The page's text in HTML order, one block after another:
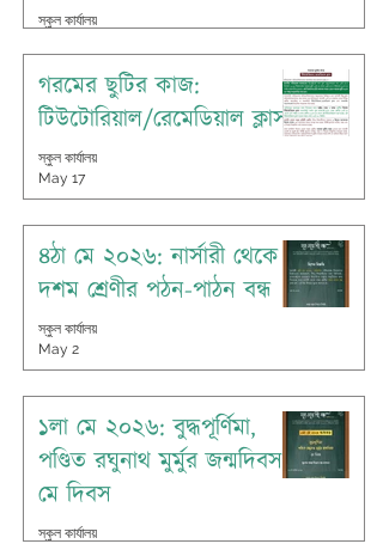
স্কুল কার্যালয়
গরমের ছুটির কাজ:
টিউটোরিয়াল/রেমেডিয়াল ক্লাস
স্কুল কার্যালয়
May 17
৪ঠা মে ২০২৬: নার্সারী থেকে
দশম শ্রেণীর পঠন-পাঠন বন্ধ
স্কুল কার্যালয়
May 2
১লা মে ২০২৬: বুদ্ধপূর্ণিমা,
পণ্ডিত রঘুনাথ মুর্মুর জন্মদিবস,
মে দিবস
স্কুল কার্যালয়